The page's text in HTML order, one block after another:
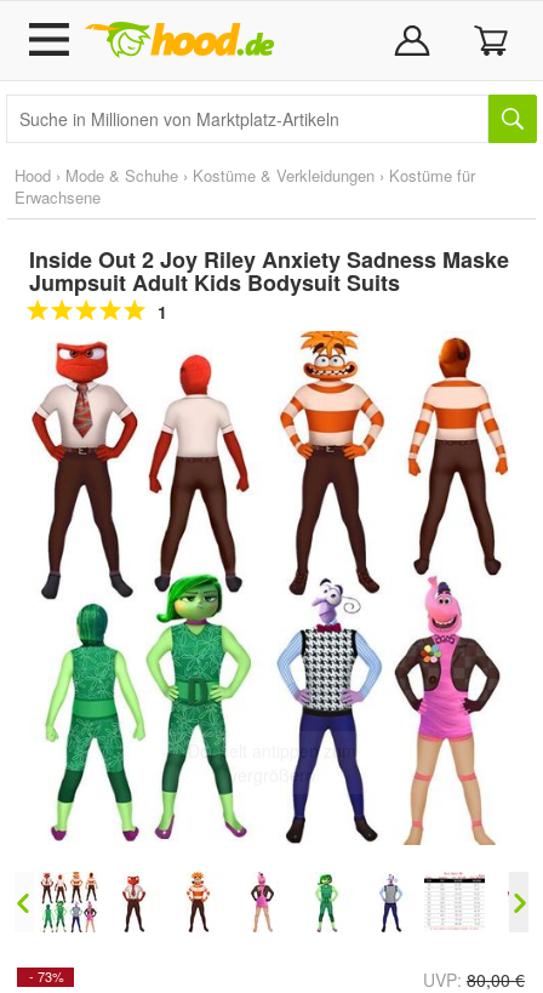
Hood › Mode & Schuhe › Kostüme & Verkleidungen › Kostüme für
Erwachsene
Inside Out 2 Joy Riley Anxiety Sadness Maske
Jumpsuit Adult Kids Bodysuit Suits
1
Doppelt antippen zum
vergrößern
- 73% UVP: 80,00 €